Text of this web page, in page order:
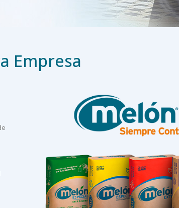
Empresa